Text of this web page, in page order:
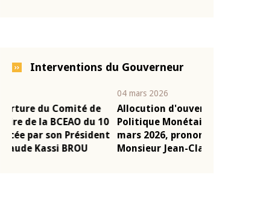
Interventions du Gouverneur
Allocution d'ouverture du Comité de
Politique Monétaire de la BCEAO du 4
mars 2026, prononcée par son Président
Monsieur Jean-Claude Kassi BROU